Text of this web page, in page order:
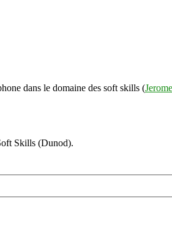
dans le domaine des soft skills (
Skills (Dunod).